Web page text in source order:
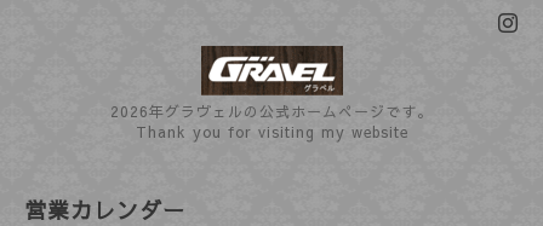
2026年グラヴェルの公式ホームぺージです。
Thank you for visiting my website
営業カレンダー